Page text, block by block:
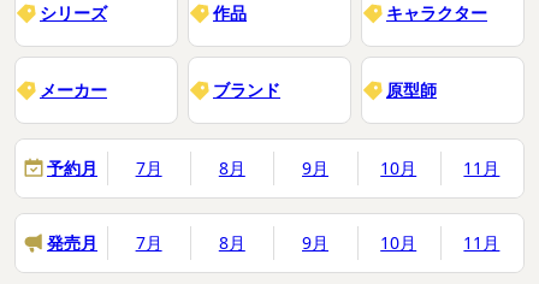
シリーズ 作品 キャラクター
メーカー ブランド 原型師
予約月 7月 8月 9月 10月 11月
発売月 7月 8月 9月 10月 11月